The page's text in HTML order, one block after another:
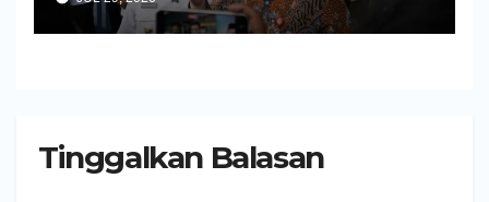
Tinggalkan Balasan